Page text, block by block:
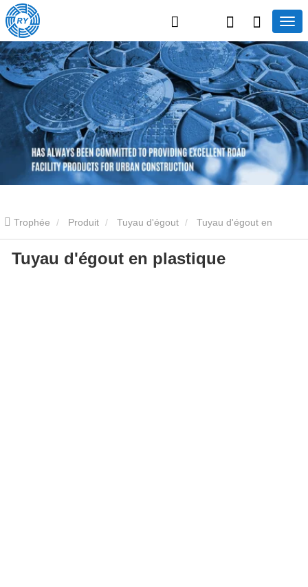
Trophée Produit Tuyau d'égout Tuyau d'égout en
plastique Tuyau d'égout en plastique
Tuyau d'égout en plastique